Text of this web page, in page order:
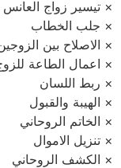
× تيسير زواج العانس
× جلب الخطاب
× الاصلاح بين
× اعمال الطاعة
× ربط اللسان
× الهيبة والقبول
× الخاتم الروحاني
× تنزيل الاموال
× الكشف الروحاني